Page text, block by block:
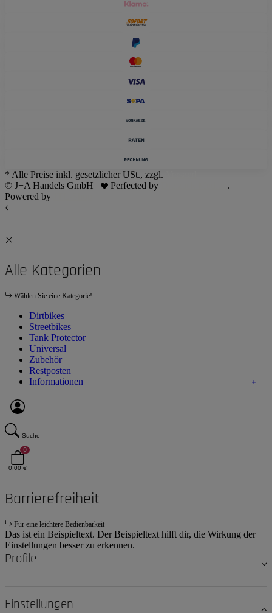
* Alle Preise inkl. gesetzlicher USt., zzgl.
© J+A Handels GmbH
Perfected by
.
Powered by
Alle Kategorien
Wählen Sie eine Kategorie!
Dirtbikes
Streetbikes
Tank Protector
Universal
Zubehör
Restposten
Informationen
Suche
0
0,00 €
Barrierefreiheit
Für eine leichtere Bedienbarkeit
Das ist ein Beispieltext. Der Beispieltext hilft dir, die Wirkung der
Einstellungen besser zu erkennen.
Profile
Einstellungen